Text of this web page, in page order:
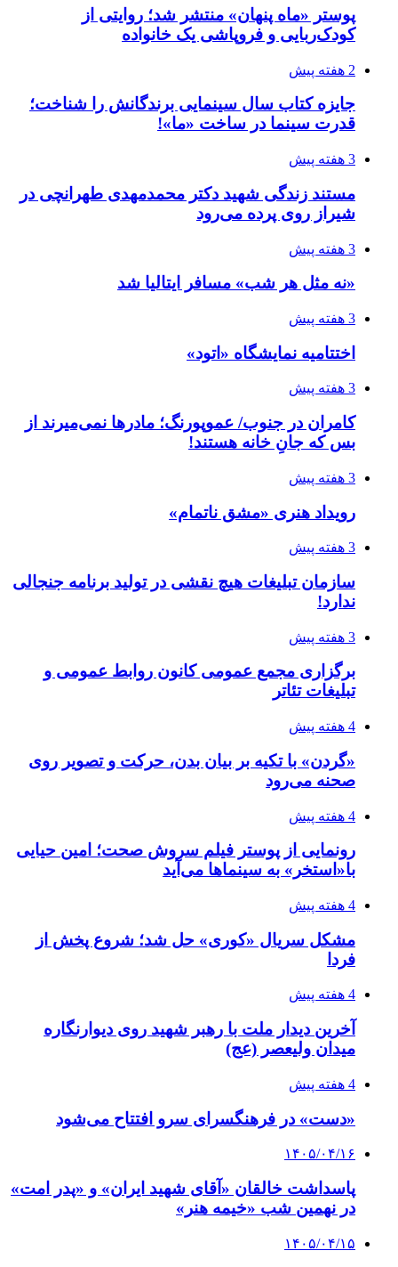
پوستر «ماه پنهان» منتشر شد؛ روایتی از
کودک‌ربایی و فروپاشی یک خانواده
2 هفته پیش
جایزه کتاب سال سینمایی برندگانش را شناخت؛
قدرت سینما در ساخت «ما»!
3 هفته پیش
مستند زندگی شهید دکتر محمدمهدی طهرانچی در
شیراز روی پرده می‌رود
3 هفته پیش
«نه مثل هر شب» مسافر ایتالیا شد
3 هفته پیش
اختتامیه نمایشگاه «اتود»
3 هفته پیش
کامران در جنوب/ عموپورنگ؛ مادرها نمی‌میرند از
بس که جانِ خانه هستند!
3 هفته پیش
رویداد هنری «مشق ناتمام»
3 هفته پیش
سازمان تبلیغات هیچ نقشی در تولید برنامه جنجالی
ندارد!
3 هفته پیش
برگزاری مجمع عمومی کانون روابط عمومی و
تبلیغات تئاتر
4 هفته پیش
«گردن» با تکیه بر بیان بدن، حرکت و تصویر روی
صحنه می‌رود
4 هفته پیش
رونمایی از پوستر فیلم سروش صحت؛ امین حیایی
با«استخر» به سینماها می‌آید
4 هفته پیش
مشکل سریال «کوری» حل شد؛ شروع پخش از
فردا
4 هفته پیش
آخرین دیدار ملت با رهبر شهید روی دیوارنگاره
میدان ولیعصر (عج)
4 هفته پیش
«دست» در فرهنگسرای سرو افتتاح می‌شود
۱۴۰۵/۰۴/۱۶
پاسداشت خالقان «آقای شهید ایران» و «پدر امت»
در نهمین شب «خیمه هنر»
۱۴۰۵/۰۴/۱۵